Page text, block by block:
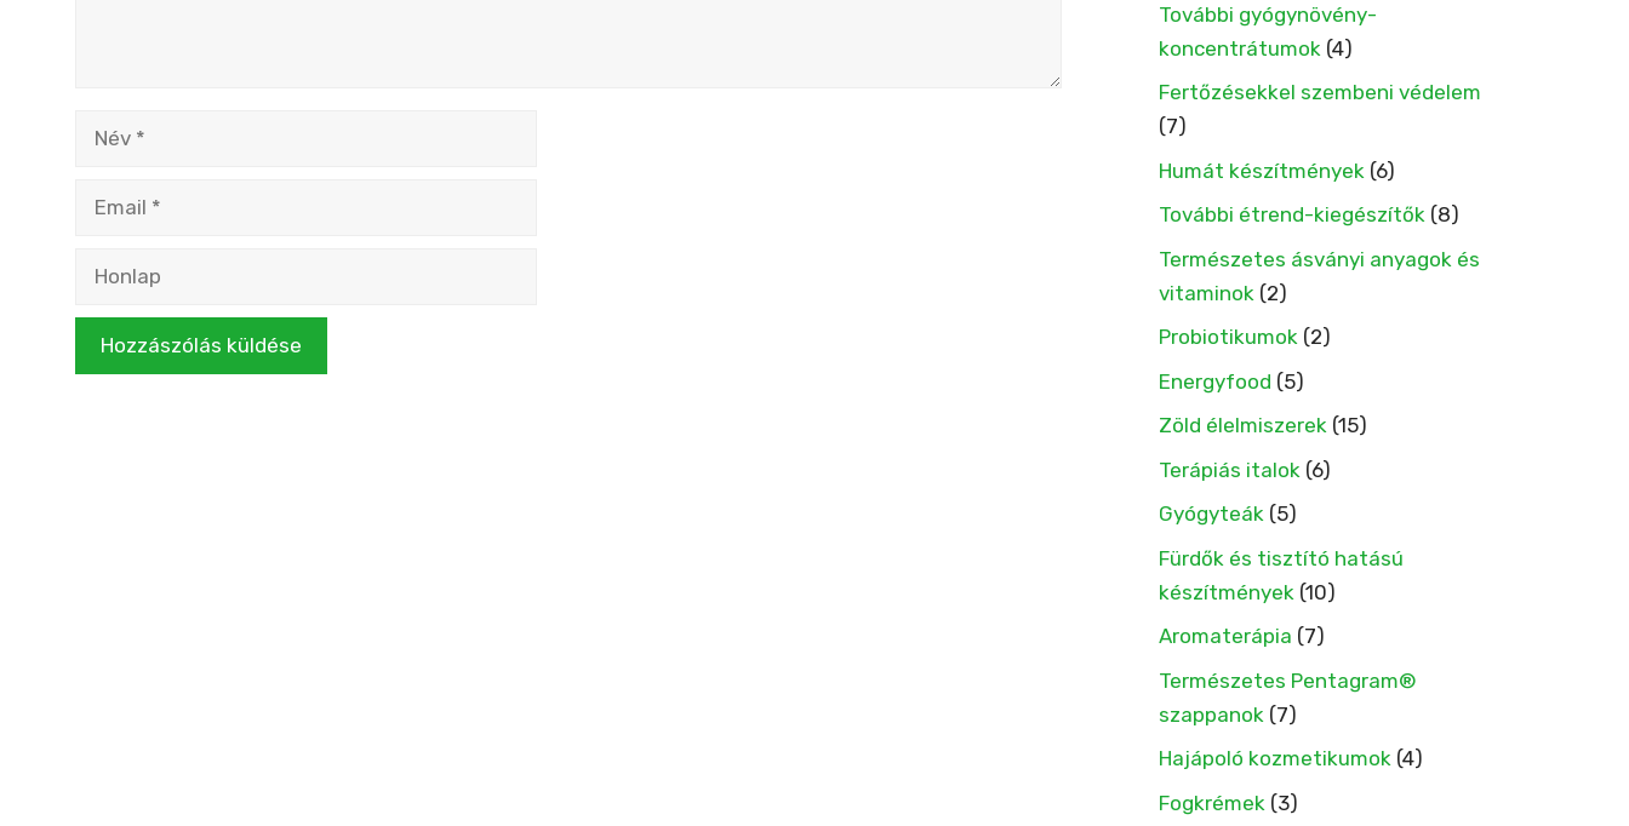
Név
Email
Honlap
További gyógynövény-
koncentrátumok (4)
Fertőzésekkel szembeni védelem
(7)
Humát készítmények (6)
További étrend-kiegészítők (8)
Természetes ásványi anyagok és
vitaminok (2)
Probiotikumok (2)
Energyfood (5)
Zöld élelmiszerek (15)
Terápiás italok (6)
Gyógyteák (5)
Fürdők és tisztító hatású
készítmények (10)
Aromaterápia (7)
Természetes Pentagram®
szappanok (7)
Hajápoló kozmetikumok (4)
Fogkrémek (3)